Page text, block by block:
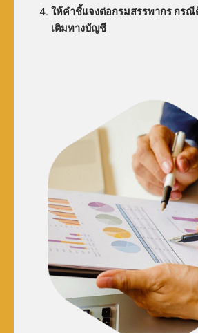
ให้คำชี้แจงต่อกรมสรรพากร กรณี
เติมทางบัญชี